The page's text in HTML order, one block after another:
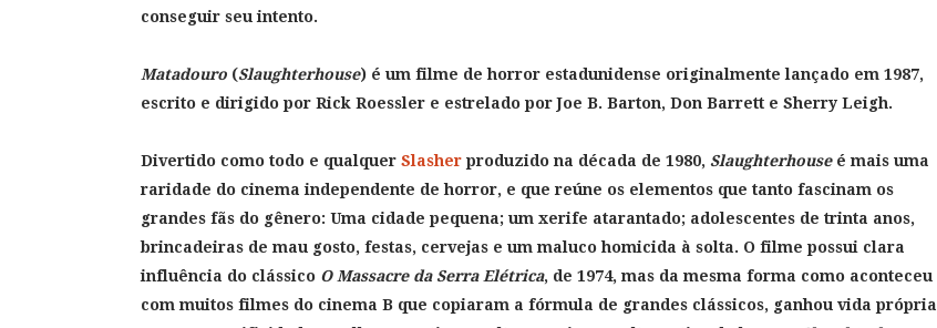
conseguir seu intento.
Matadouro (Slaughterhouse) é um filme de horror estadunidense originalmente lançado em 1987,
escrito e dirigido por Rick Roessler e estrelado por Joe B. Barton, Don Barrett e Sherry Leigh.
Divertido como todo e qualquer Slasher produzido na década de 1980, Slaughterhouseé mais uma
raridade do cinema independente de horror, e que reúne os elementos que tanto fascinam os
grandes fãs do gênero: Uma cidade pequena; um xerife atarantado; adolescentes de trinta anos,
brincadeiras de mau gosto, festas, cervejas e um maluco homicida à solta. O filme possui clara
influência do clássico O Massacre da Serra Elétrica, de 1974, mas da mesma forma como aconteceu
com muitos filmes do cinema B que copiaram a fórmula de grandes clássicos, ganhou vida própria